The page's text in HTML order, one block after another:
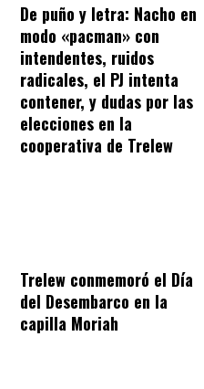
De puño y letra: Nacho en
modo «pacman» con
intendentes, ruidos
radicales, el PJ intenta
contener, y dudas por las
elecciones en la
cooperativa de Trelew
Trelew conmemoró el Día
del Desembarco en la
capilla Moriah